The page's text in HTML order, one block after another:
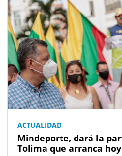
ACTUALIDAD
Mindeporte, dará la
Tolima que arranca hoy